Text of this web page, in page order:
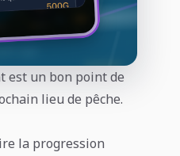
est un bon point de
lieu de pêche.
la progression